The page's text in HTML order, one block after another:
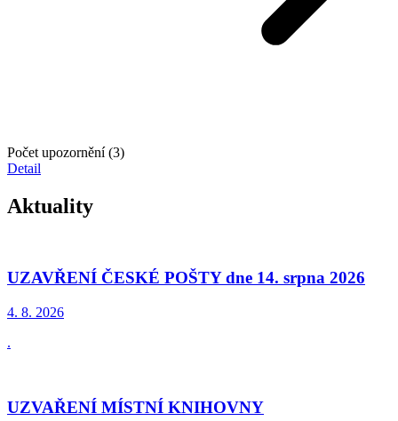
Počet upozornění (3)
Detail
Aktuality
UZAVŘENÍ ČESKÉ POŠTY dne 14. srpna 2026
4. 8. 2026
.
UZVAŘENÍ MÍSTNÍ KNIHOVNY